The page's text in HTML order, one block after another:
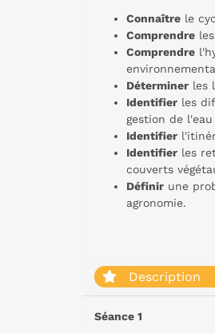
Connaître le
Comprendre
Comprendre
Déterminer les
Identifier les
gestion de l'eau
Identifier
Identifier les
couverts
Définir une
agronomie.
Description
Séance 1